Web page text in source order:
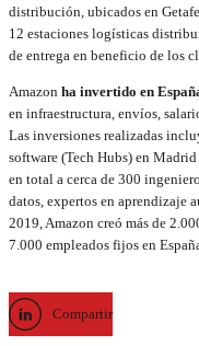
distribución, ubicados en
12 estaciones logísticas
de entrega en beneficio de los
Amazon ha invertido en
en infraestructura, envíos,
Las inversiones realizadas
software (Tech Hubs) en
en total a cerca de 300
datos, expertos en aprendizaje
2019, Amazon creó más de
7.000 empleados fijos en
Compartir